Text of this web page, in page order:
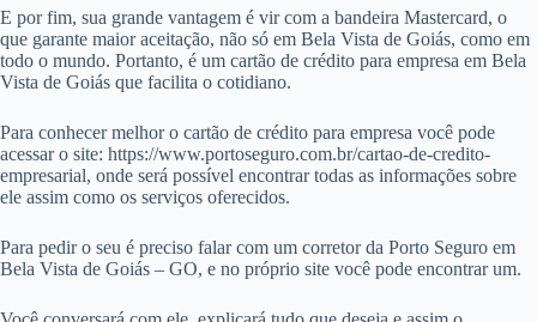
E por fim, sua grande vantagem é vir com a bandeira Mastercard, o
que garante maior aceitação, não só em Bela Vista de Goiás, como em
todo o mundo. Portanto, é um cartão de crédito para empresa em Bela
Vista de Goiás que facilita o cotidiano.
Para conhecer melhor o cartão de crédito para empresa você pode
acessar o site: https://www.portoseguro.com.br/cartao-de-credito-
empresarial, onde será possível encontrar todas as informações sobre
ele assim como os serviços oferecidos.
Para pedir o seu é preciso falar com um corretor da Porto Seguro em
Bela Vista de Goiás – GO, e no próprio site você pode encontrar um.